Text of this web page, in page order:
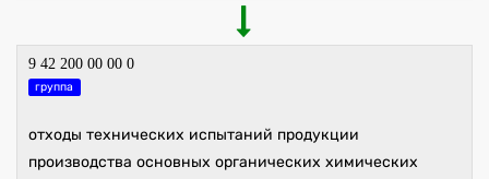
9 42 200 00 00 0
группа
отходы технических испытаний продукции
производства основных органических химических